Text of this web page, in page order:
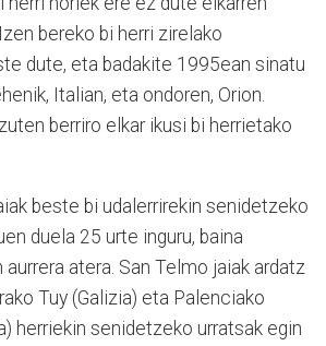
bereko bi herri zirelako
dute, eta badakite 1995ean sinatu
Italian, eta ondoren, Orion.
berriro elkar ikusi bi herrietako
beste bi udalerrirekin senidetzeko
duela 25 urte inguru, baina
atera. San Telmo jaiak ardatz
Tuy (Galizia) eta Palenciako
herriekin senidetzeko urratsak egin